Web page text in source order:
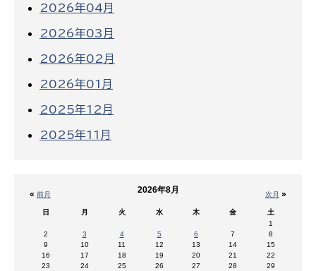
2026年04月
2026年03月
2026年02月
2026年01月
2025年12月
2025年11月
« 前月 次月 »
2026年8月
日 月 火 水 木 金
土
1
2
3 4 5 6 7
8
9
10 11 12 13 14
15
16
17 18 19 20 21
22
23
24 25 26 27 28
29